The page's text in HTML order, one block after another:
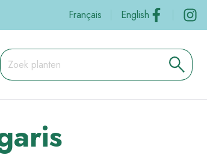
Français English Social